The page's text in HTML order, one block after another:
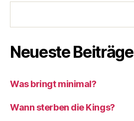
Neueste Beiträge
Was bringt minimal?
Wann sterben die Kings?